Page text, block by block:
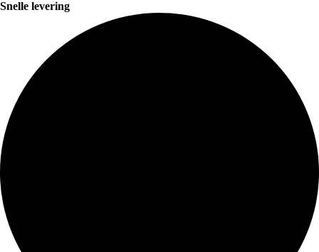
Snelle levering